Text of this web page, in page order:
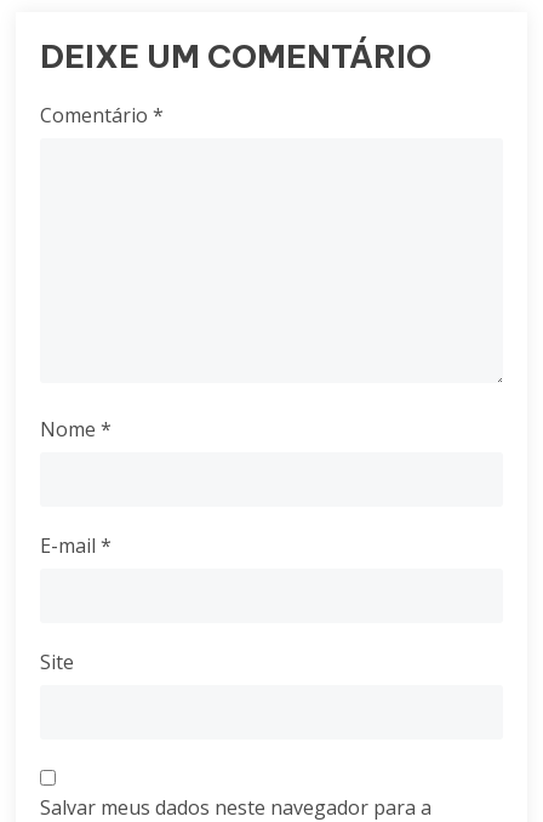
DEIXE UM COMENTÁRIO
Comentário*
Nome*
E-mail*
Site
Salvar meus dados neste navegador para a